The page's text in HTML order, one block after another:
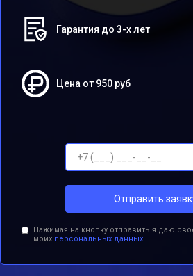
Гарантия до 3-х лет
Цена от 950 руб
Отправить
Нажимая на кнопку отправить я даю
моих персональных данных.